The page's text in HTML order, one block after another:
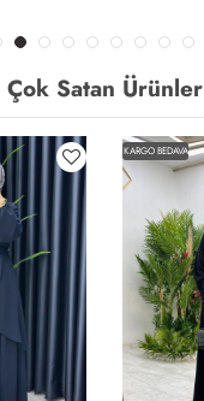
Çok Satan Ürünler
KARGO BEDAVA